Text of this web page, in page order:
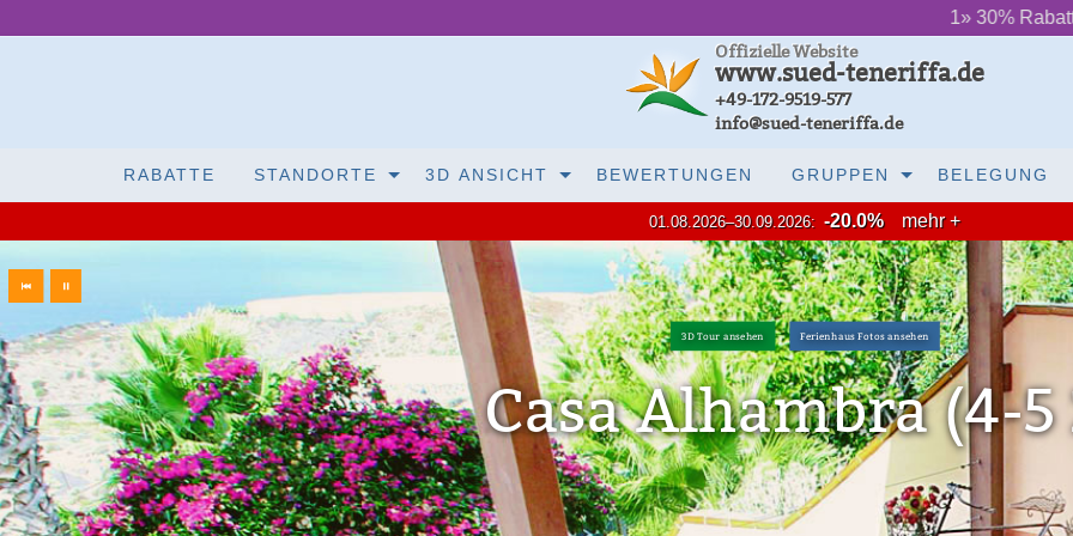
1» 30% Rabatt
Offizielle Website
www.sued-teneriffa.de
+49-172-9519-577
info@sued-teneriffa.de
RABATTE STANDORTE 3D ANSICHT BEWERTUNGEN GRUPPEN BELEGUNG
01.08.2026–30.09.2026: -20.0% mehr +
(4-5 2)